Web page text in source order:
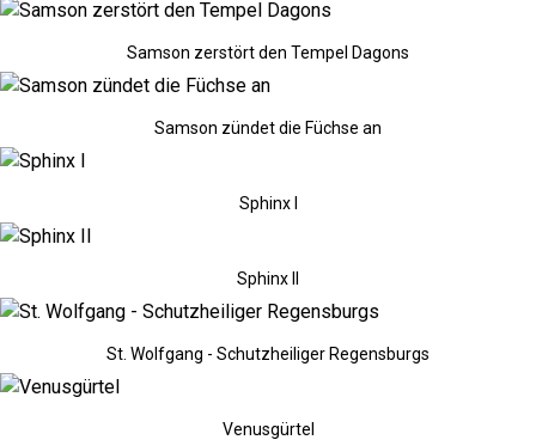
Samson zerstört den Tempel Dagons
Samson zündet die Füchse an
Sphinx I
Sphinx II
St. Wolfgang - Schutzheiliger Regensburgs
Venusgürtel